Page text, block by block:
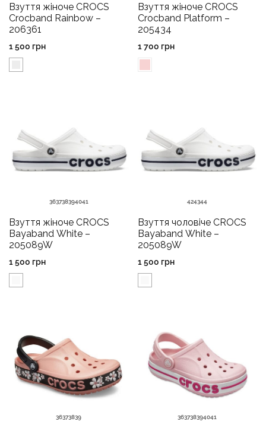
Взуття жіноче CROCS
Crocband Rainbow –
206361
1 500 грн
Взуття жіноче CROCS
Crocband Platform –
205434
1 700 грн
363738394041
Взуття жіноче CROCS
Bayaband White –
205089W
1 500 грн
424344
Взуття чоловіче CROCS
Bayaband White –
205089W
1 500 грн
36373839 363738394041